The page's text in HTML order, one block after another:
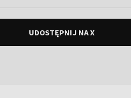
UDOSTĘPNIJ NA X